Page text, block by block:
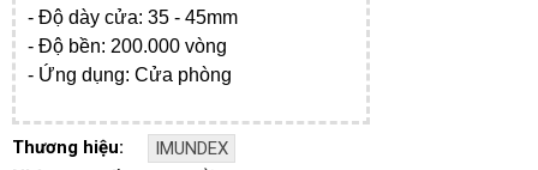
- Độ dày cửa: 35 - 45mm
- Độ bền: 200.000 vòng
- Ứng dụng: Cửa phòng
Thương hiệu:
IMUNDEX